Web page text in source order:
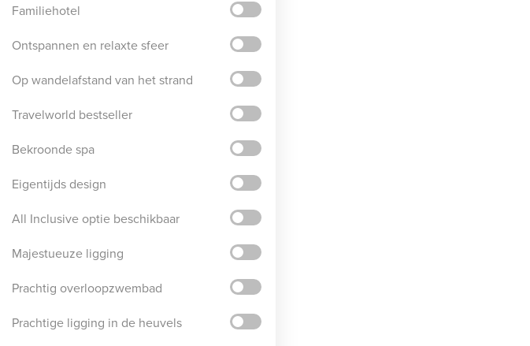
Familiehotel
Ontspannen en relaxte sfeer
Op wandelafstand van het strand
Travelworld bestseller
Bekroonde spa
Eigentijds design
All Inclusive optie beschikbaar
Majestueuze ligging
Prachtig overloopzwembad
Prachtige ligging in de heuvels